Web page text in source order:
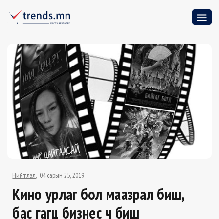
Нийтлэл 04 сарын 25, 2019
Кино урлаг бол маазрал биш,
бас гагц бизнес ч биш